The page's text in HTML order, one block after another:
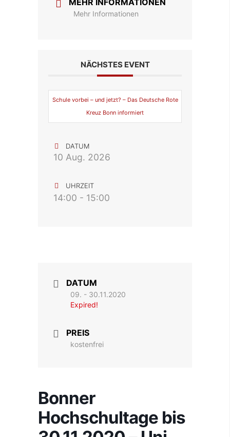
MEHR INFORMATIONEN
Mehr Informationen
NÄCHSTES EVENT
Schule vorbei – und jetzt? – Das Deutsche Rote
Kreuz Bonn informiert
DATUM
10 Aug. 2026
UHRZEIT
14:00 - 15:00
DATUM
09. - 30.11.2020
Expired!
PREIS
kostenfrei
Bonner
Hochschultage bis